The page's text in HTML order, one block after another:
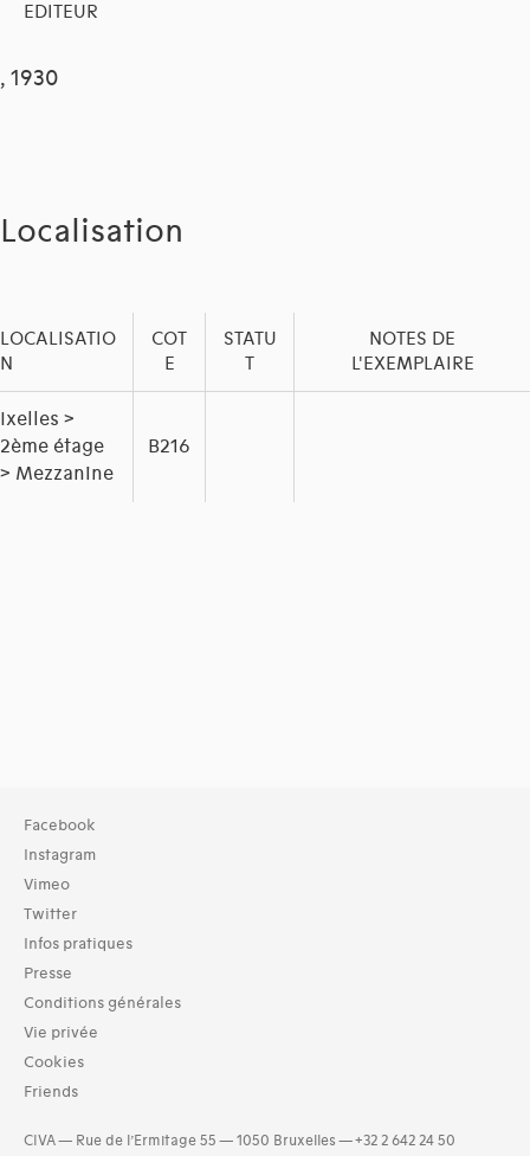
EDITEUR
, 1930
Localisation
LOCALISATIO
N
COT
E
STATU
T
NOTES DE
L'EXEMPLAIRE
Ixelles >
2ème étage
> Mezzanine
B216
Facebook
Instagram
Vimeo
Twitter
Infos pratiques
Presse
Conditions générales
Vie privée
Cookies
Friends
CIVA — Rue de l’Ermitage 55 — 1050 Bruxelles — +32 2 642 24 50